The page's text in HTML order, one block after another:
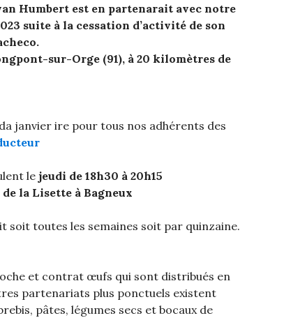
Humbert est en partenarait avec notre
suite à la cessation d’activité de son
sur-Orge (91), à 20 kilomètres de
janvier ire pour tous nos adhérents des
le jeudi de 18h30 à 20h15
la Lisette à Bagneux
soit toutes les semaines soit par quinzaine.
et contrat œufs qui sont distribués en
partenariats plus ponctuels existent
pâtes, légumes secs et bocaux de